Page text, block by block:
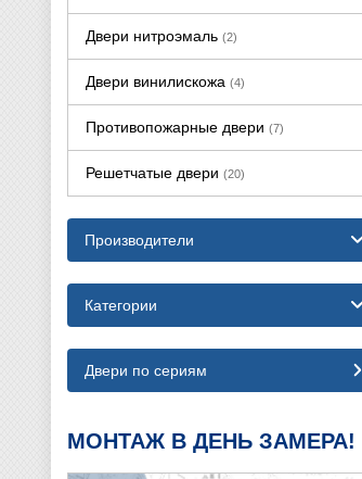
Двери нитроэмаль (2)
Двери винилискожа (4)
Противопожарные двери (7)
Решетчатые двери (20)
Производители
Категории
Двери по сериям
МОНТАЖ В ДЕНЬ ЗАМЕРА!